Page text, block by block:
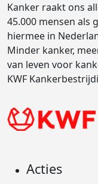
Kanker raakt ons
45.000 mensen als
hiermee in
Minder kanker,
van leven voor
KWF
Acties